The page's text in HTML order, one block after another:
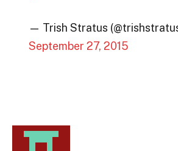
— Trish Stratus
September 27, 2015